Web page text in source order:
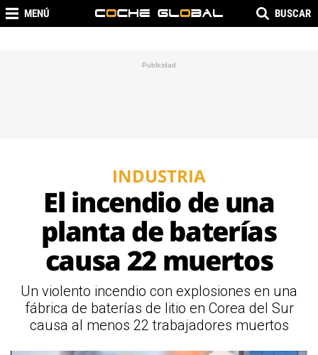
MENÚ BUSCAR
INDUSTRIA
El incendio de una
planta de baterías
causa 22 muertos
Un violento incendio con explosiones en una
fábrica de baterías de litio en Corea del Sur
causa al menos 22 trabajadores muertos